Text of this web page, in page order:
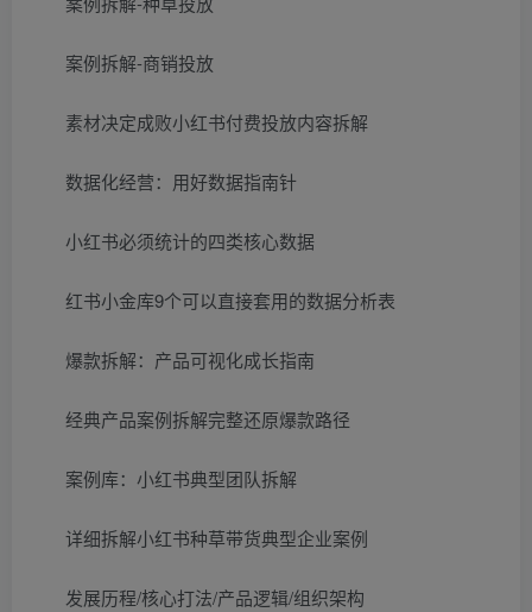
案例拆解-商销投放
素材决定成败小红书付费投放内容拆解
数据化经营：用好数据指南针
小红书必须统计的四类核心数据
红书小金库9个可以直接套用的数据分析表
爆款拆解：产品可视化成长指南
经典产品案例拆解完整还原爆款路径
案例库：小红书典型团队拆解
详细拆解小红书种草带货典型企业案例
发展历程/核心打法/产品逻辑/组织架构